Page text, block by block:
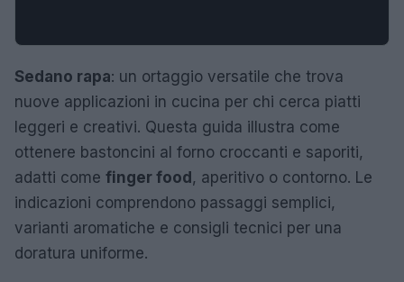
Sedano rapa: un ortaggio versatile che trova
nuove applicazioni in cucina per chi cerca piatti
leggeri e creativi. Questa guida illustra come
ottenere bastoncini al forno croccanti e saporiti,
adatti come finger food, aperitivo o contorno. Le
indicazioni comprendono passaggi semplici,
varianti aromatiche e consigli tecnici per una
doratura uniforme.